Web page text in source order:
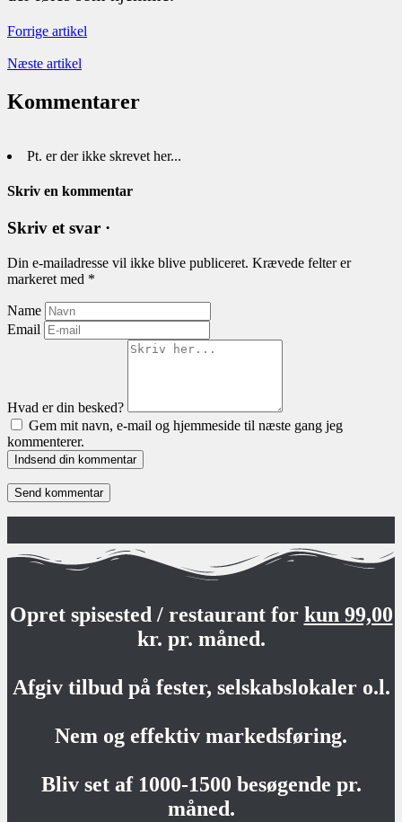
Forrige artikel
Næste artikel
Kommentarer
Pt. er der ikke skrevet her...
Skriv en kommentar
Skriv et svar ·
Din e-mailadresse vil ikke blive publiceret. Krævede felter er
markeret med *
Name
Email
Hvad er din besked?
Gem mit navn, e-mail og hjemmeside til næste gang jeg
kommenterer.
Indsend din kommentar
Opret spisested / restaurant for kun 99,00
kr. pr. måned.
Afgiv tilbud på fester, selskabslokaler o.l.
Nem og effektiv markedsføring.
Bliv set af 1000-1500 besøgende pr.
måned.